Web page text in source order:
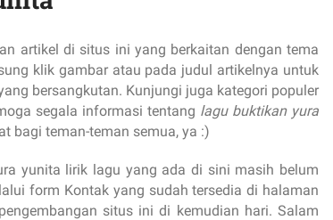
artikel di situs ini yang berkaitan dengan tema
klik gambar atau pada judul artikelnya untuk
bersangkutan. Kunjungi juga kategori populer
segala informasi tentang lagu buktikan yura
bagi teman-teman semua, ya :)
yunita lirik lagu yang ada di sini masih belum
form Kontak yang sudah tersedia di halaman
situs ini di kemudian hari. Salam